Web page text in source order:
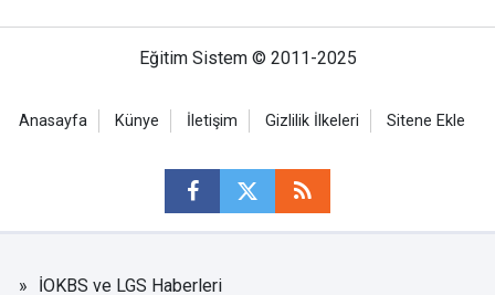
Eğitim Sistem © 2011-2025
Anasayfa Künye İletişim Gizlilik İlkeleri Sitene Ekle
İOKBS ve LGS Haberleri